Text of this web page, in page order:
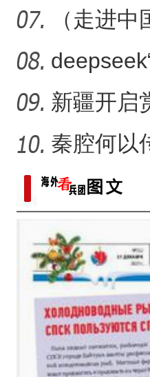
桌？
（走进
年足球村
来了什么
新疆开启
一春”启
秦腔何以